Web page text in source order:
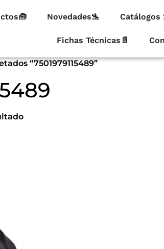
Novedades🛬 Catálogos
Fichas Técnicas📄
“7501979115489”